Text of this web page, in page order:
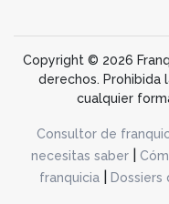
Copyright © 2026
derechos. Prohibida
cualquier
Consultor de
necesitas saber
franquicia| Dossiers